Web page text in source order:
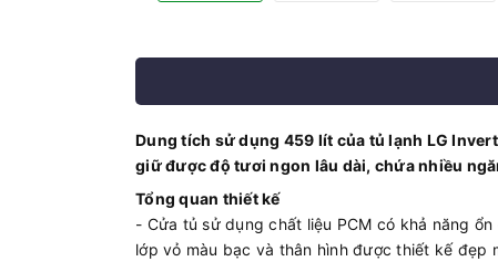
Dung tích sử dụng 459 lít của tủ lạnh LG
giữ được độ tươi ngon lâu dài, chứa nhiều
Tổng quan thiết kế
- Cửa tủ sử dụng chất liệu PCM có khả năng
lớp vỏ màu bạc và thân hình được thiết kế đẹp